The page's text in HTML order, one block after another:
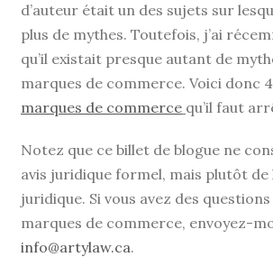
d’auteur était un des sujets sur
plus de mythes. Toutefois, j’ai
qu’il existait presque autant de
marques de commerce. Voici donc
marques de commerce qu’il faut
Notez que ce billet de blogue ne
avis juridique formel, mais plutôt de
juridique. Si vous avez des
marques de commerce, envoyez-
info@artylaw.ca.